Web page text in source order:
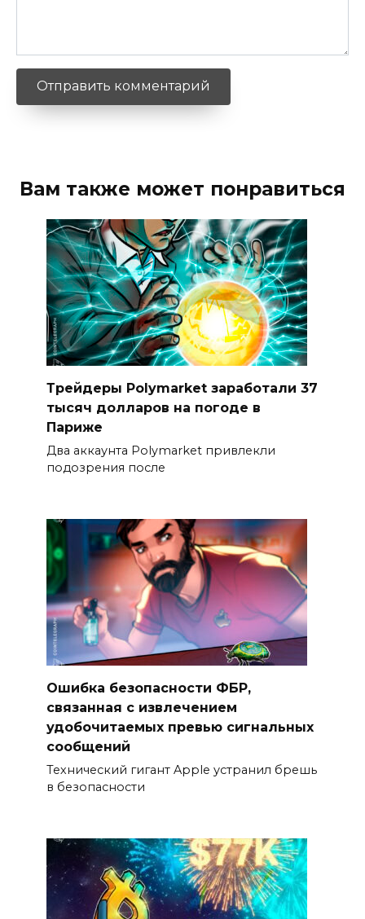
Вам также может понравиться
Трейдеры Polymarket заработали 37
тысяч долларов на погоде в
Париже
Два аккаунта Polymarket привлекли
подозрения после
Ошибка безопасности ФБР,
связанная с извлечением
удобочитаемых превью сигнальных
сообщений
Технический гигант Apple устранил брешь
в безопасности